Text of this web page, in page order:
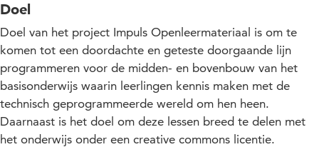
Doel
Doel van het project Impuls Openleermateriaal is om te
komen tot een doordachte en geteste doorgaande lijn
programmeren voor de midden- en bovenbouw van het
basisonderwijs waarin leerlingen kennis maken met de
technisch geprogrammeerde wereld om hen heen.
Daarnaast is het doel om deze lessen breed te delen met
het onderwijs onder een creative commons licentie.